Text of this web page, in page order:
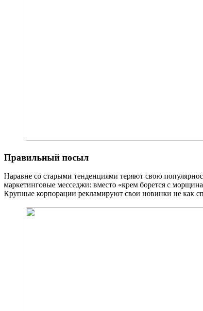
Правильный посыл
Наравне со старыми тенденциями теряют свою
маркетинговые месседжи: вместо «крем борется с
Крупные корпорации рекламируют свои новинки не как